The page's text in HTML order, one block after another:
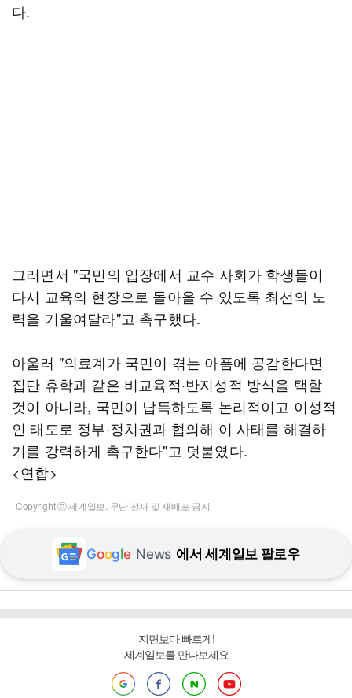
다.
그러면서 "국민의 입장에서 교수 사회가 학생들이
다시 교육의 현장으로 돌아올 수 있도록 최선의 노
력을 기울여달라"고 촉구했다.
아울러 "의료계가 국민이 겪는 아픔에 공감한다면
집단 휴학과 같은 비교육적·반지성적 방식을 택할
것이 아니라, 국민이 납득하도록 논리적이고 이성적
인 태도로 정부·정치권과 협의해 이 사태를 해결하
기를 강력하게 촉구한다"고 덧붙였다.
<연합>
Copyright ⓒ 세계일보. 무단 전재 및 재배포 금지
Google News 에서 세계일보 팔로우
지면보다 빠르게!
세계일보를 만나보세요